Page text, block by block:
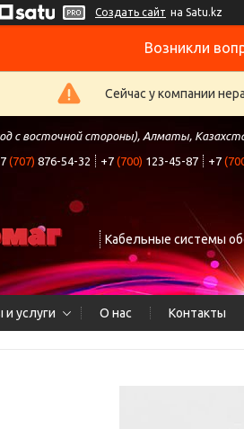
Создать сайт на Satu.kz
Возникли
Сейчас у компании
с восточной стороны), Алматы,
(707) 876-54-32 +7 (700) 123-45-87 +7
Кабельные системы
и услуги О нас Контакты